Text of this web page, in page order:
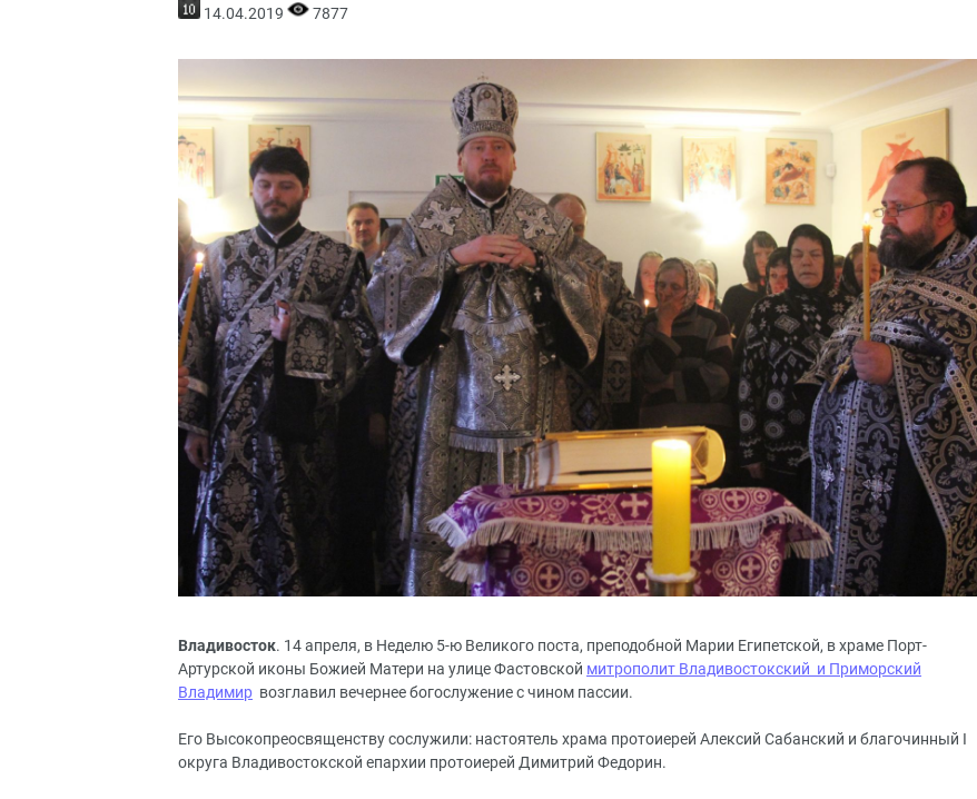
14.04.2019 7877
Владивосток. 14 апреля, в Неделю 5-ю Великого поста, преподобной Марии Египетской, в храме Порт-
Артурской иконы Божией Матери на улице Фастовской митрополит Владивостокский и Приморский
Владимир возглавил вечернее богослужение с чином пассии.
Его Высокопреосвященству сослужили: настоятель храма протоиерей Алексий Сабанский и благочинный I
округа Владивостокской епархии протоиерей Димитрий Федорин.